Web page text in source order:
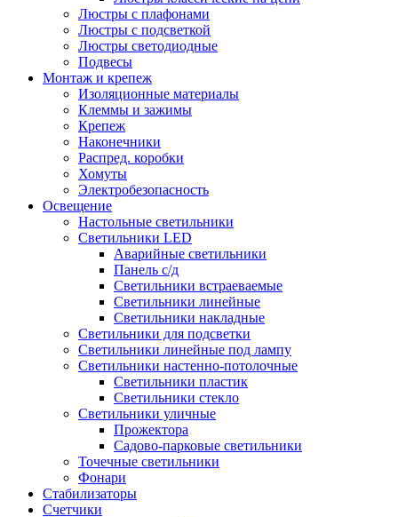
Люстры с плафонами
Люстры с подсветкой
Люстры светодиодные
Подвесы
Монтаж и крепеж
Изоляционные материалы
Клеммы и зажимы
Крепеж
Наконечники
Распред. коробки
Хомуты
Электробезопасность
Освещение
Настольные светильники
Светильники LED
Аварийные светильники
Панель с/д
Светильники встраеваемые
Светильники линейные
Светильники накладные
Светильники для подсветки
Светильники линейные под лампу
Светильники настенно-потолочные
Светильники плаcтик
Светильники стекло
Светильники уличные
Прожектора
Садово-парковые светильники
Точечные светильники
Фонари
Стабилизаторы
Счетчики